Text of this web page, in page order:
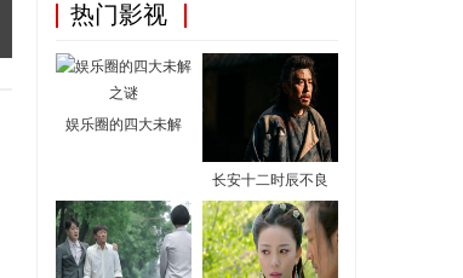
热门影视
娱乐圈的四大未解
长安十二时辰不良